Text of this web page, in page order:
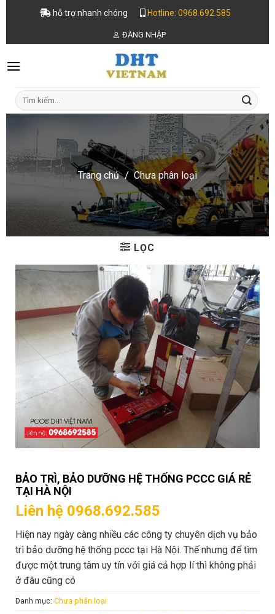
hỗ trợ nhanh chóng Hotline: 0968.692.585
ĐĂNG NHẬP
Tìm
kiếm:
Trang chủ / Chưa phân loại
LỌC
BẢO TRÌ, BẢO DƯỠNG HỆ THỐNG PCCC GIÁ RẺ
TẠI HÀ NỘI
Liên hệ 0968.692.585
Hiện nay ngày càng nhiều các công ty chuyên dịch vụ bảo
trì bảo dưỡng hệ thống pccc tại Hà Nội. Thế nhưng để tìm
được một trung tâm uy tín với giá cả hợp lí thì không phải
ở đâu cũng có
Danh mục: Chưa phân loại